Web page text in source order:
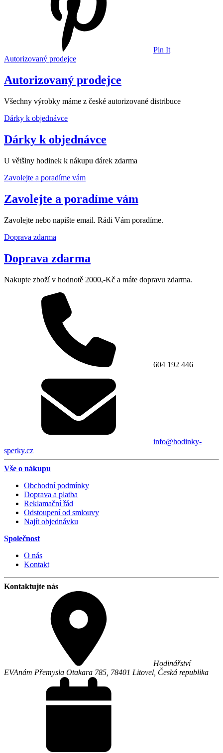
Pin It
Autorizovaný prodejce
Autorizovaný prodejce
Všechny výrobky máme z české autorizované distribuce
Dárky k objednávce
Dárky k objednávce
U většiny hodinek k nákupu dárek zdarma
Zavolejte a poradíme vám
Zavolejte a poradíme vám
Zavolejte nebo napište email. Rádi Vám poradíme.
Doprava zdarma
Doprava zdarma
Nakupte zboží v hodnotě 2000,-Kč a máte dopravu zdarma.
604 192 446
info@hodinky-
sperky.cz
Vše o nákupu
Obchodní podmínky
Doprava a platba
Reklamační řád
Odstoupení od smlouvy
Najít objednávku
Společnost
O nás
Kontakt
Kontaktujte nás
Hodinářství
EVAnám Přemysla Otakara 785, 78401 Litovel Česká republika